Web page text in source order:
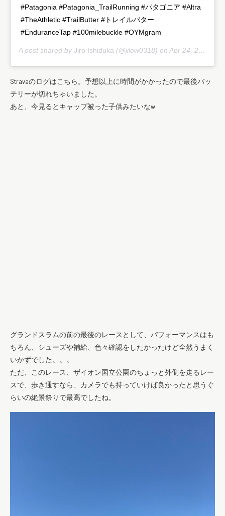
#Patagonia #Patagonia_TrailRunning #パタゴニア #Altra
#TheAthletic #TrailButter #トレイルバター
#EnduranceTap #100milebuckle #OYMgram
A post shared by Jiro Ishiduka (@jilow0318) on Apr 24, 2018 at 8:07pm PDT
Stravaのログはこちら。予想以上に時間がかかったので最後バッ
テリーが切れちゃいました。
あと、今見るとキャップ被った子供みたいなw
グランドスラムの前の最後のレースとして、パフォーマンスはも
ちろん、シューズや補給、色々確認をしたかったけど全然うまく
いかずでした。。。
ただ、このレース、ザイオン国立公園のちょっと外側を走るレー
スで、歩き通すなら、カメラでも持っていけば良かったと思うぐ
らいの絶景祭りで最高でしたね。